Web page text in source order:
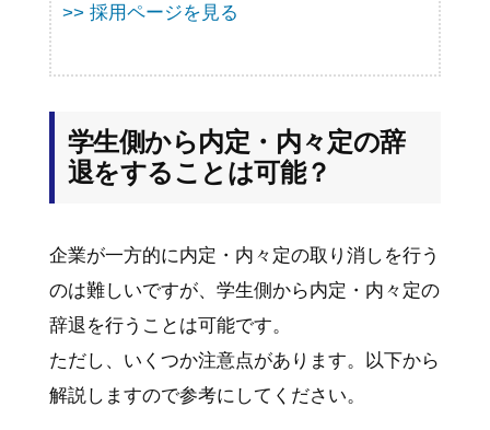
>> 採用ページを見る
学生側から内定・内々定の辞
退をすることは可能？
企業が一方的に内定・内々定の取り消しを行う
のは難しいですが、学生側から内定・内々定の
辞退を行うことは可能です。
ただし、いくつか注意点があります。以下から
解説しますので参考にしてください。